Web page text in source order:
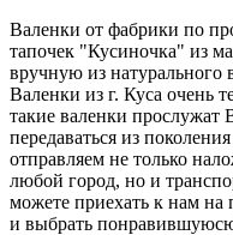
Валенки от фабрики по
тапочек "Кусиночка" из
вручную из
Валенки из г. Куса очень
такие валенки прослужат
передаваться из
отправляем не только
любой город, но и
можете приехать к нам на
и выбрать